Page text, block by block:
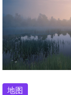
地图